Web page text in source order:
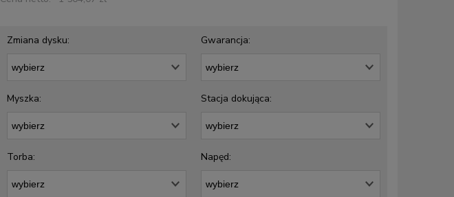
Zmiana dysku: Gwarancja:
Myszka: Stacja dokująca:
Torba: Napęd: